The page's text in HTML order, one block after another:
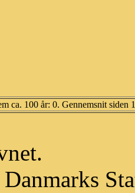
ca. 100 år: 0. Gennemsnit siden